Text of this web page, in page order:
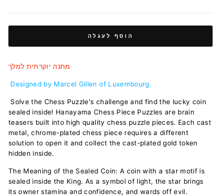
הוסף לעגלה
Designed by Marcel Gillen of Luxembourg.
Solve the Chess Puzzle's challenge and find the lucky coin
sealed inside! Hanayama Chess Piece Puzzles are brain
teasers built into high quality chess puzzle pieces. Each cast
metal, chrome-plated chess piece requires a different
solution to open it and collect the cast-plated gold token
hidden inside.
The Meaning of the Sealed Coin: A coin with a star motif is
sealed inside the King. As a symbol of light, the star brings
its owner stamina and confidence, and wards off evil.